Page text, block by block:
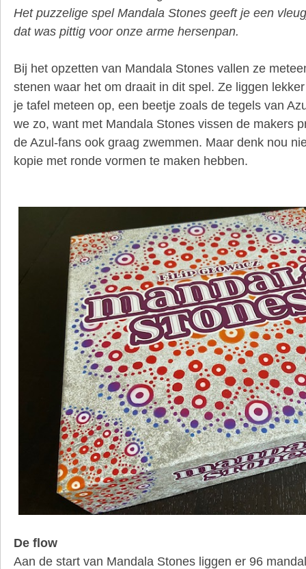
Het puzzelige spel Mandala Stones geeft je een
dat was pittig voor onze arme hersenpan.
Bij het opzetten van Mandala Stones vallen ze
stenen waar het om draait in dit spel. Ze liggen
je tafel meteen op, een beetje zoals de tegels van
we zo, want met Mandala Stones vissen de makers
de Azul-fans ook graag zwemmen. Maar denk nou
kopie met ronde vormen te maken hebben.
De flow
Aan de start van Mandala Stones liggen er 96